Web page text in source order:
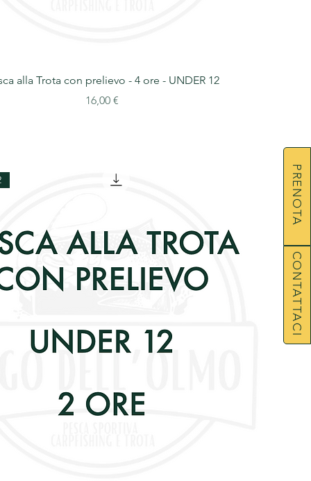
CONTATTACI
PRENOTA
alla Trota con prelievo - 4 ore - UNDER 12
Prezzo
16,00 €